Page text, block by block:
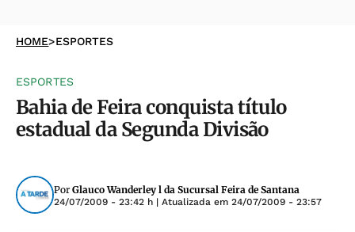
HOME>ESPORTES
ESPORTES
Bahia de Feira conquista título
estadual da Segunda Divisão
Por Glauco Wanderley l da Sucursal Feira de Santana
24/07/2009 - 23:42 h | Atualizada em 24/07/2009 - 23:57